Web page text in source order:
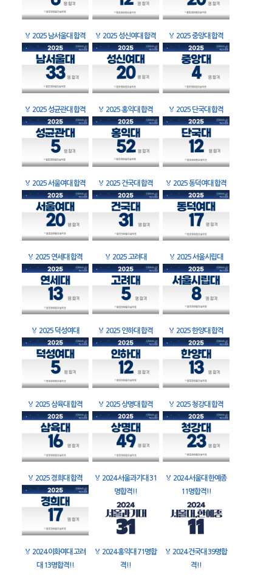
🏅 2025 남서울대 합격 🏅 2025 성신여대 합격 🏅 2025 중앙대 합격
🏅 2025 성균관대 합격 🏅 2025 홍익대 합격 🏅 2025 단국대 합격
🏅 2025 서울여대 합격 🏅 2025 건국대 합격 🏅 2025 동덕여대 합격
🏅 2025 연세대 합격 🏅 2025 고려대 🏅 2025 서울시립대
🏅 2025 덕성여대 🏅 2025 인하대 합격 🏅 2025 한양대 합격
🏅 2025 삼육대 합격 🏅 2025 상명대 합격 🏅 2025 청강대 합격
🏅 2025 경희대 합격 🏅 2024 서울과기대 31
명합격!!
🏅 2024 서울대 한예종
11명합격!!
🏅 2024 이화여대 고려
대 13명합격!!
🏅 2024 홍익대 71명합
격!!
🏅 2024 건국대 39명합
격!!